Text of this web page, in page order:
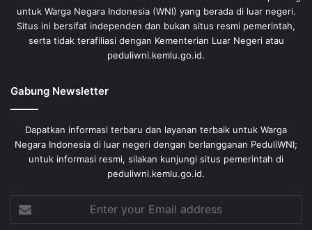
untuk Warga Negara Indonesia (WNI) yang berada di luar negeri.
Situs ini bersifat independen dan bukan situs resmi pemerintah,
serta tidak terafiliasi dengan Kementerian Luar Negeri atau
peduliwni.kemlu.go.id.
Gabung Newsletter
Dapatkan informasi terbaru dan layanan terbaik untuk Warga
Negara Indonesia di luar negeri dengan berlangganan PeduliWNI;
untuk informasi resmi, silakan kunjungi situs pemerintah di
peduliwni.kemlu.go.id.
your